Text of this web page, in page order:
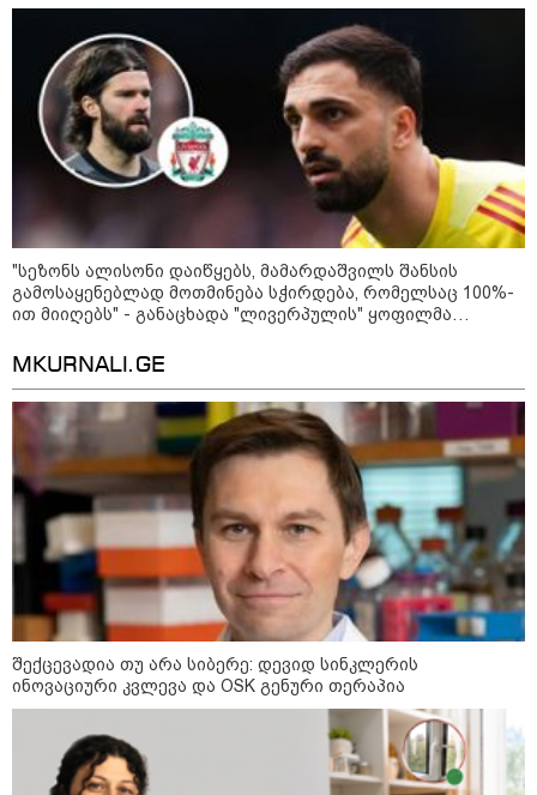
09:52 / 07-08-2026
"რაკეტები ჩვენც გვჭირდება" - დონალდ
რაკეტების გაგზავნაზე
23:40 / 07-08-2026
იტალიამ ყველა ქალაქში
განგაშის წითელი დონე
გამოაცხადა
22:45 / 07-08-2026
14 წლის მოზარდმა საკუთარი
სკოლაში ცეცხლი გახსნა - რა
დეტალები ხდება ცნობილი
ბანგკოკში მომხდარი
ტრაგედიიდან
13:24 / 07-08-2026
"სეზონს ალისონი დაიწყებს, მამარდაშვილს შანსის
გამოსაყენებლად მოთმინება სჭირდება, რომელსაც 100%-
ით მიიღებს" - განაცხადა "ლივერპულის" ყოფილმა
MKURNALI.GE
შექცევადია თუ არა სიბერე: დევიდ სინკლერის
ინოვაციური კვლევა და OSK გენური თერაპია